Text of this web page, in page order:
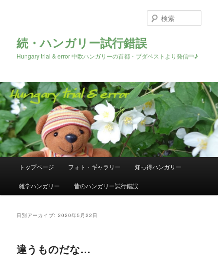
続・ハンガリー試行錯誤
Hungary trial & error 中欧ハンガリーの首都・ブダペストより発信中♪
索
メ
メ
イ
ン
サ
ブ
テ
トップページ フォト・ギャラリー 知っ得ハンガリー
雑学ハンガリー 昔のハンガリー試行錯誤
日別アーカイブ:2020年5月22日
違うものだな…